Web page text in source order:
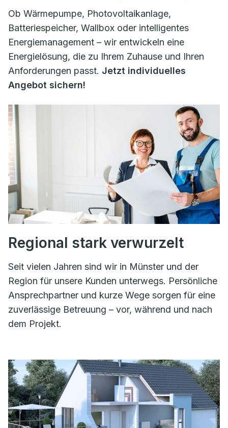
Ob Wärmepumpe, Photovoltaikanlage,
Batteriespeicher, Wallbox oder intelligentes
Energiemanagement – wir entwickeln eine
Energielösung, die zu Ihrem Zuhause und Ihren
Anforderungen passt. Jetzt individuelles
Angebot sichern!
Regional stark verwurzelt
Seit vielen Jahren sind wir in Münster und der
Region für unsere Kunden unterwegs. Persönliche
Ansprechpartner und kurze Wege sorgen für eine
zuverlässige Betreuung – vor, während und nach
dem Projekt.